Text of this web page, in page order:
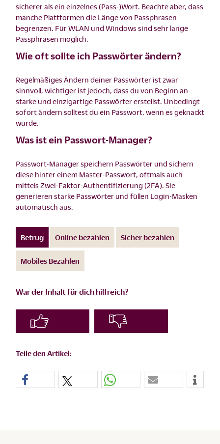
sicherer als ein einzelnes (Pass-)Wort. Beachte aber, dass
manche Plattformen die Länge von Passphrasen
begrenzen. Für WLAN und Windows sind sehr lange
Passphrasen möglich.
Wie oft sollte ich Passwörter ändern?
Regelmäßiges Ändern deiner Passwörter ist zwar
sinnvoll, wichtiger ist jedoch, dass du von Beginn an
starke und einzigartige Passwörter erstellst. Unbedingt
sofort ändern solltest du ein Passwort, wenn es geknackt
wurde.
Was ist ein Passwort-Manager?
Passwort-Manager speichern Passwörter und sichern
diese hinter einem Master-Passwort, oftmals auch
mittels Zwei-Faktor-Authentifizierung (2FA). Sie
generieren starke Passwörter und füllen Login-Masken
automatisch aus.
Betrug Online bezahlen Sicher bezahlen
Mobiles Bezahlen
War der Inhalt für dich hilfreich?
Teile den Artikel: